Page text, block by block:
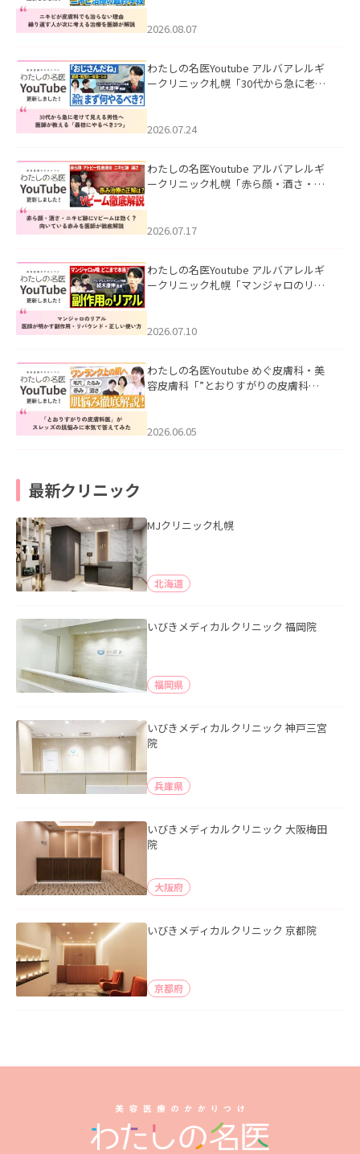
ました。
2026.08.07
わたしの名医Youtube アルバアレルギ
ークリニック札幌「30代から急に老け
た。
2026.07.24
わたしの名医Youtube アルバアレルギ
ークリニック札幌「赤ら顔・酒さ・ニ
した。
2026.07.17
わたしの名医Youtube アルバアレルギ
ークリニック札幌「マンジャロのリア
た。
2026.07.10
わたしの名医Youtube めぐ皮膚科・美
容皮膚科「”とおりすがりの皮膚科
2026.06.05
最新クリニック
MJクリニック札幌
北海道
いびきメディカルクリニック 福岡院
福岡県
いびきメディカルクリニック 神戸三宮
院
兵庫県
いびきメディカルクリニック 大阪梅田
院
大阪府
いびきメディカルクリニック 京都院
京都府